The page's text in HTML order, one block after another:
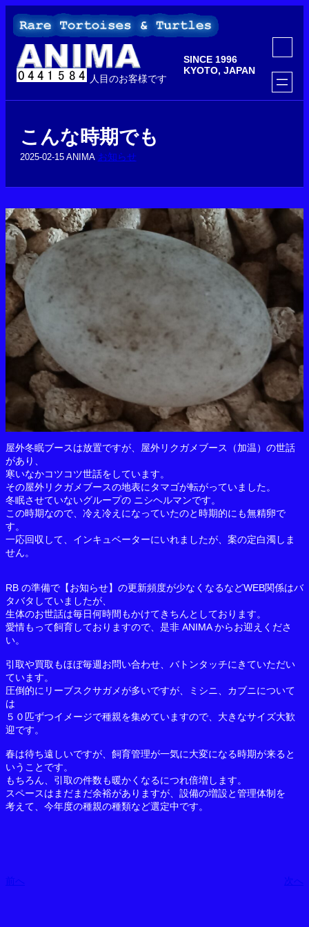
を
人目のお客様です
SINCE 1996
KYOTO, JAPAN
ア
コ
ン
リ
ン
ク
こんな時期でも
2025-02-15 ANIMA お知らせ
屋外冬眠ブースは放置ですが、屋外リクガメブース（加温）の世話
があり、
寒いなかコツコツ世話をしています。
その屋外リクガメブースの地表にタマゴが転がっていました。
冬眠させていないグループの ニシヘルマンです。
この時期なので、冷え冷えになっていたのと時期的にも無精卵で
す。
一応回収して、インキュベーターにいれましたが、案の定白濁しま
せん。
RB の準備で【お知らせ】の更新頻度が少なくなるなどWEB関係はバ
タバタしていましたが、
生体のお世話は毎日何時間もかけてきちんとしております。
愛情もって飼育しておりますので、是非 ANIMA からお迎えくださ
い。
引取や買取もほぼ毎週お問い合わせ、バトンタッチにきていただい
ています。
圧倒的にリーブスクサガメが多いですが、ミシニ、カブニについて
は
５０匹ずつイメージで種親を集めていますので、大きなサイズ大歓
迎です。
春は待ち遠しいですが、飼育管理が一気に大変になる時期が来ると
いうことです。
もちろん、引取の件数も暖かくなるにつれ倍増します。
スペースはまだまだ余裕がありますが、設備の増設と管理体制を
考えて、今年度の種親の種類など選定中です。
前へ 次へ